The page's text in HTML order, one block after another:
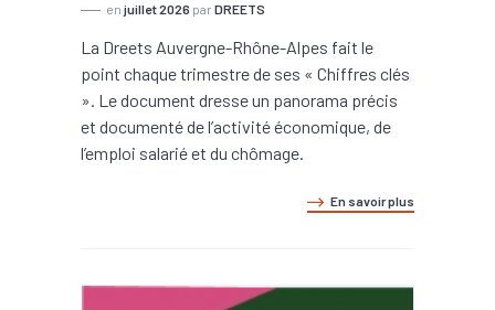
en juillet 2026 par DREETS
La Dreets Auvergne-Rhône-Alpes fait le
point chaque trimestre de ses « Chiffres clés
». Le document dresse un panorama précis
et documenté de l’activité économique, de
l’emploi salarié et du chômage.
En savoir plus